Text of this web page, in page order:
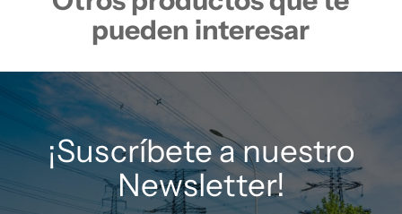
pueden interesar
¡Suscríbete a nuestro
Newsletter!